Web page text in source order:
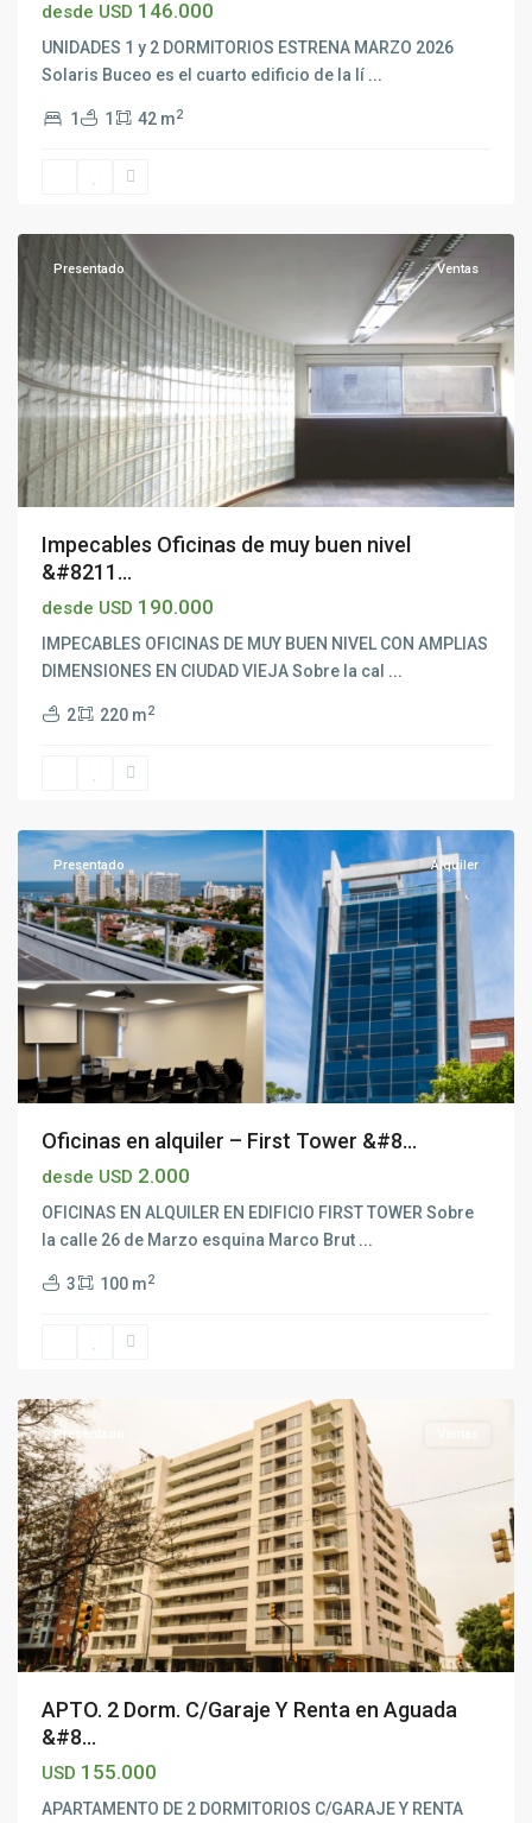
desde USD 146.000
UNIDADES 1 y 2 DORMITORIOS ESTRENA MARZO 2026
Solaris Buceo es el cuarto edificio de la lí ...
1 1 42 m2
Presentado Ventas
Impecables Oficinas de muy buen nivel
&#8211...
desde USD 190.000
IMPECABLES OFICINAS DE MUY BUEN NIVEL CON AMPLIAS
DIMENSIONES EN CIUDAD VIEJA Sobre la cal ...
2 220 m2
Pocitos
Presentado Alquiler
Oficinas en alquiler – First Tower &#8...
desde USD 2.000
OFICINAS EN ALQUILER EN EDIFICIO FIRST TOWER Sobre
la calle 26 de Marzo esquina Marco Brut ...
3 100 m2
Aguada
Presentado
APTO. 2 Dorm. C/Garaje Y Renta en Aguada
&#8...
USD 155.000
APARTAMENTO DE 2 DORMITORIOS C/GARAJE Y RENTA